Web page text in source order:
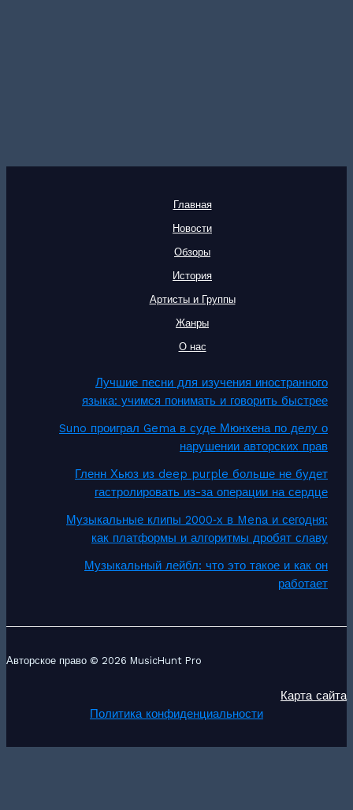
Главная
Новости
Обзоры
История
Артисты и Группы
Жанры
О нас
Лучшие песни для изучения иностранного
языка: учимся понимать и говорить быстрее
Suno проиграл Gema в суде Мюнхена по делу о
нарушении авторских прав
Гленн Хьюз из deep purple больше не будет
гастролировать из-за операции на сердце
Музыкальные клипы 2000‑х в Mena и сегодня:
как платформы и алгоритмы дробят славу
Музыкальный лейбл: что это такое и как он
работает
Авторское право © 2026 MusicHunt Pro
Карта сайта
Политика конфиденциальности